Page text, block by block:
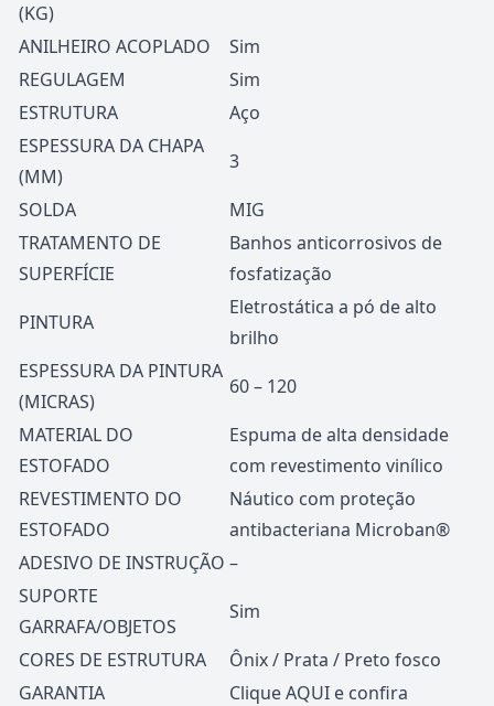
(KG)
ANILHEIRO ACOPLADO
Sim
REGULAGEM
Sim
ESTRUTURA
Aço
ESPESSURA DA CHAPA
(MM)
3
SOLDA
MIG
TRATAMENTO DE
SUPERFÍCIE
Banhos anticorrosivos de
fosfatização
PINTURA
Eletrostática a pó de alto
brilho
ESPESSURA DA PINTURA
(MICRAS)
60 – 120
MATERIAL DO
ESTOFADO
Espuma de alta densidade
com revestimento vinílico
REVESTIMENTO DO
ESTOFADO
Náutico com proteção
antibacteriana Microban®
ADESIVO DE INSTRUÇÃO –
SUPORTE
GARRAFA/OBJETOS
Sim
CORES DE ESTRUTURA
Ônix / Prata / Preto fosco
GARANTIA
CliqueAQUI e confira